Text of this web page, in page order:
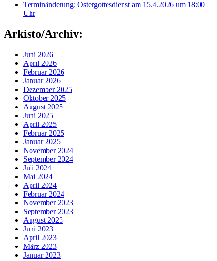
Terminänderung: Ostergottesdienst am 15.4.2026 um 18:00
Uhr
Arkisto/Archiv:
Juni 2026
April 2026
Februar 2026
Januar 2026
Dezember 2025
Oktober 2025
August 2025
Juni 2025
April 2025
Februar 2025
Januar 2025
November 2024
September 2024
Juli 2024
Mai 2024
April 2024
Februar 2024
November 2023
September 2023
August 2023
Juni 2023
April 2023
März 2023
Januar 2023